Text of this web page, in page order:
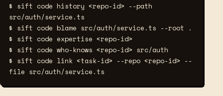
$ sift code history <repo-id> --path
src/auth/service.ts
$ sift code blame src/auth/service.ts --root .
$ sift code expertise <repo-id>
$ sift code who-knows <repo-id> src/auth
$ sift code link <task-id> --repo <repo-id> --
file src/auth/service.ts